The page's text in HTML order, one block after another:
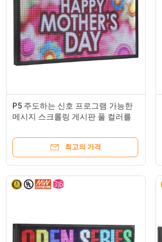
P5 주도하는 신호 프로그램 가능한
메시지 스크롤링 게시판 풀 컬러를
최고의 가격